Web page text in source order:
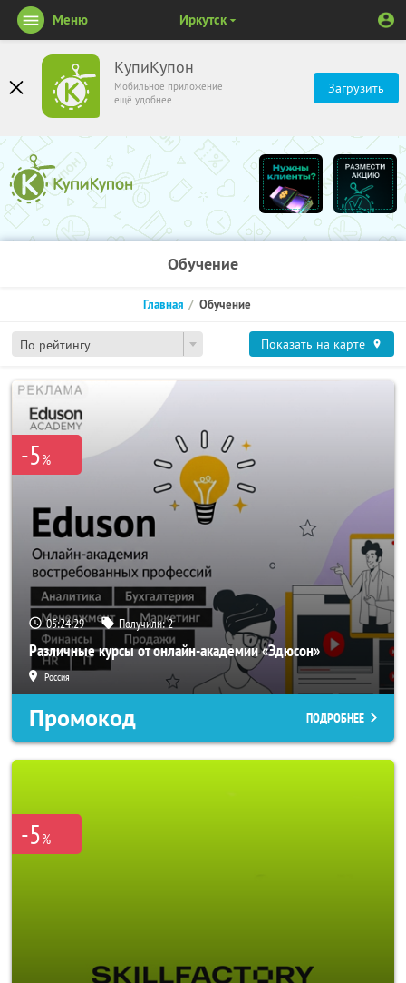
КупиКупон
Мобильное приложение
ещё удобнее
Загрузить
Меню Иркутск
Обучение
По рейтингу
Главная Обучение
Показать на карте
-5%
05:24:25 Получили:2
Различные курсы от онлайн-академии «Эдюсон»
Россия
Промокод ПОДРОБНЕЕ
-5%